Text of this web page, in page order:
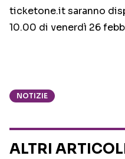
ticketone.it saranno
10.00 di venerdì 26
NOTIZIE
ALTRI